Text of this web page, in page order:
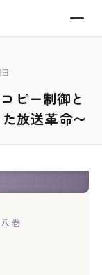
ピー制御と
放送革命〜
巻